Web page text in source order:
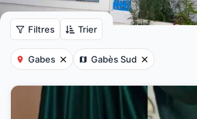
Filtres Trier
Gabes Gabès Sud